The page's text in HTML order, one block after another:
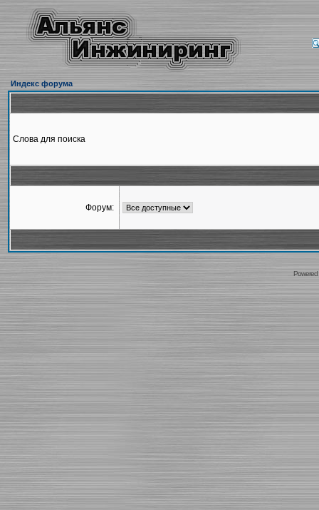
Индекс форума
Слова для поиска
Форум: